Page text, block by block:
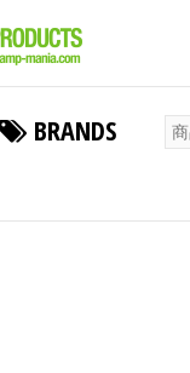
BRANDS